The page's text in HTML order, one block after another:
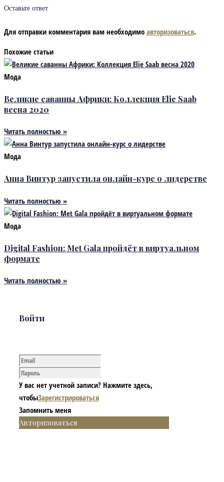
Оставьте ответ
Для отправки комментария вам необходимо авторизоваться.
Похожие статьи
Мода
Великие саванны Африки: Коллекция Elie Saab
весна 2020
Читать полностью »
Мода
Анна Винтур запустила онлайн-курс о лидерстве
Читать полностью »
Мода
Digital Fashion: Met Gala пройдёт в виртуальном
формате
Читать полностью »
Войти
У вас нет учетной записи? Нажмите здесь,
чтобыЗарегистрироваться
Запомнить меня
Авторизоваться